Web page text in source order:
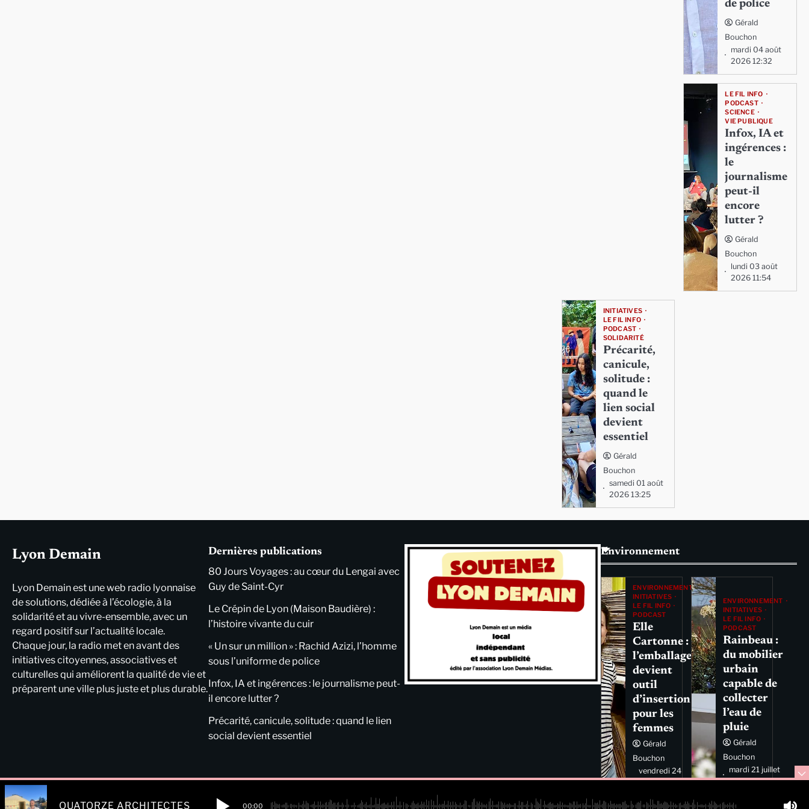
de police
Gérald
Bouchon
mardi 04 août
2026 12:32
LE FIL INFO
PODCAST
SCIENCE
VIE PUBLIQUE
Infox, IA et
ingérences :
le
journalisme
peut-il
encore
lutter ?
Gérald
Bouchon
lundi 03 août
2026 11:54
INITIATIVES
LE FIL INFO
PODCAST
SOLIDARITÉ
Précarité,
canicule,
solitude :
quand le
lien social
devient
essentiel
Gérald
Bouchon
samedi 01 août
2026 13:25
Lyon Demain
Lyon Demain est une web radio lyonnaise
de solutions, dédiée à l’écologie, à la
solidarité et au vivre-ensemble, avec un
regard positif sur l’actualité locale.
Chaque jour, la radio met en avant des
initiatives citoyennes, associatives et
culturelles qui améliorent la qualité de vie et
préparent une ville plus juste et plus durable.
Dernières publications
80 Jours Voyages : au cœur du Lengai avec
Guy de Saint-Cyr
Le Crépin de Lyon (Maison Baudière) :
l’histoire vivante du cuir
« Un sur un million » : Rachid Azizi, l’homme
sous l’uniforme de police
Infox, IA et ingérences : le journalisme peut-
il encore lutter ?
Précarité, canicule, solitude : quand le lien
social devient essentiel
Environnement
ENVIRONNEMENT
INITIATIVES
LE FIL INFO
PODCAST
Elle
Cartonne :
l’emballage
devient
outil
d’insertion
pour les
femmes
Gérald
Bouchon
vendredi 24
juillet 2026
ENVIRONNEMENT
INITIATIVES
LE FIL INFO
PODCAST
Rainbeau :
du mobilier
urbain
capable de
collecter
l’eau de
pluie
Gérald
Bouchon
mardi 21 juillet
2026 11:44
QUATORZE ARCHITECTES 00:00